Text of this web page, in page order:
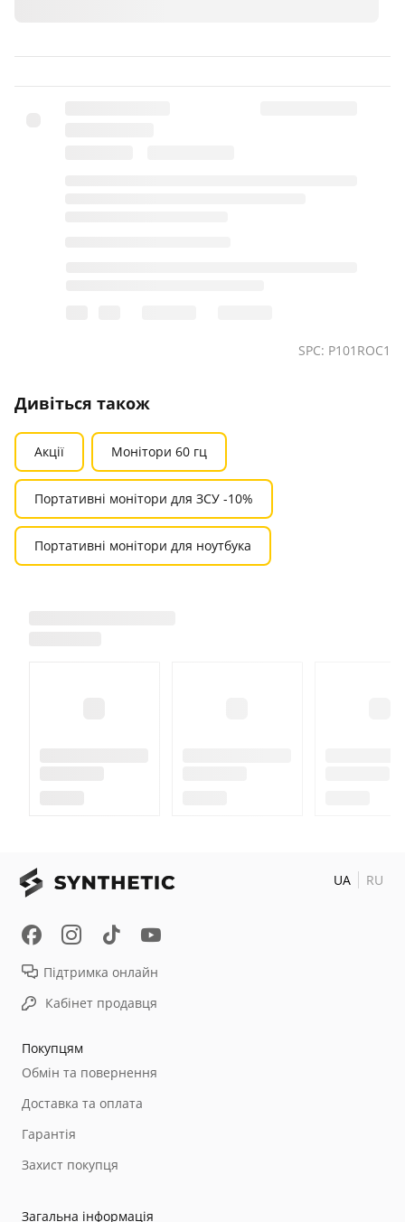
SPC: P101ROC1
Дивіться також
Акції Монітори 60 гц
Портативні монітори для ЗСУ -10%
Портативні монітори для ноутбука
Покупцям
Обмін та повернення
Доставка та оплата
Гарантія
Захист покупця
Загальна інформація
Підтримка онлайн
Кабінет продавця
UA RU